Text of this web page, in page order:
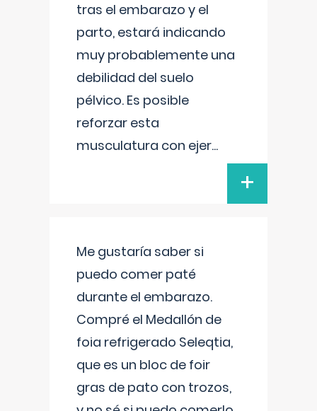
tras el embarazo y el
parto, estará indicando
muy probablemente una
debilidad del suelo
pélvico. Es posible
reforzar esta
musculatura con ejer...
+
Me gustaría saber si
puedo comer paté
durante el embarazo.
Compré el Medallón de
foia refrigerado Seleqtia,
que es un bloc de foir
gras de pato con trozos,